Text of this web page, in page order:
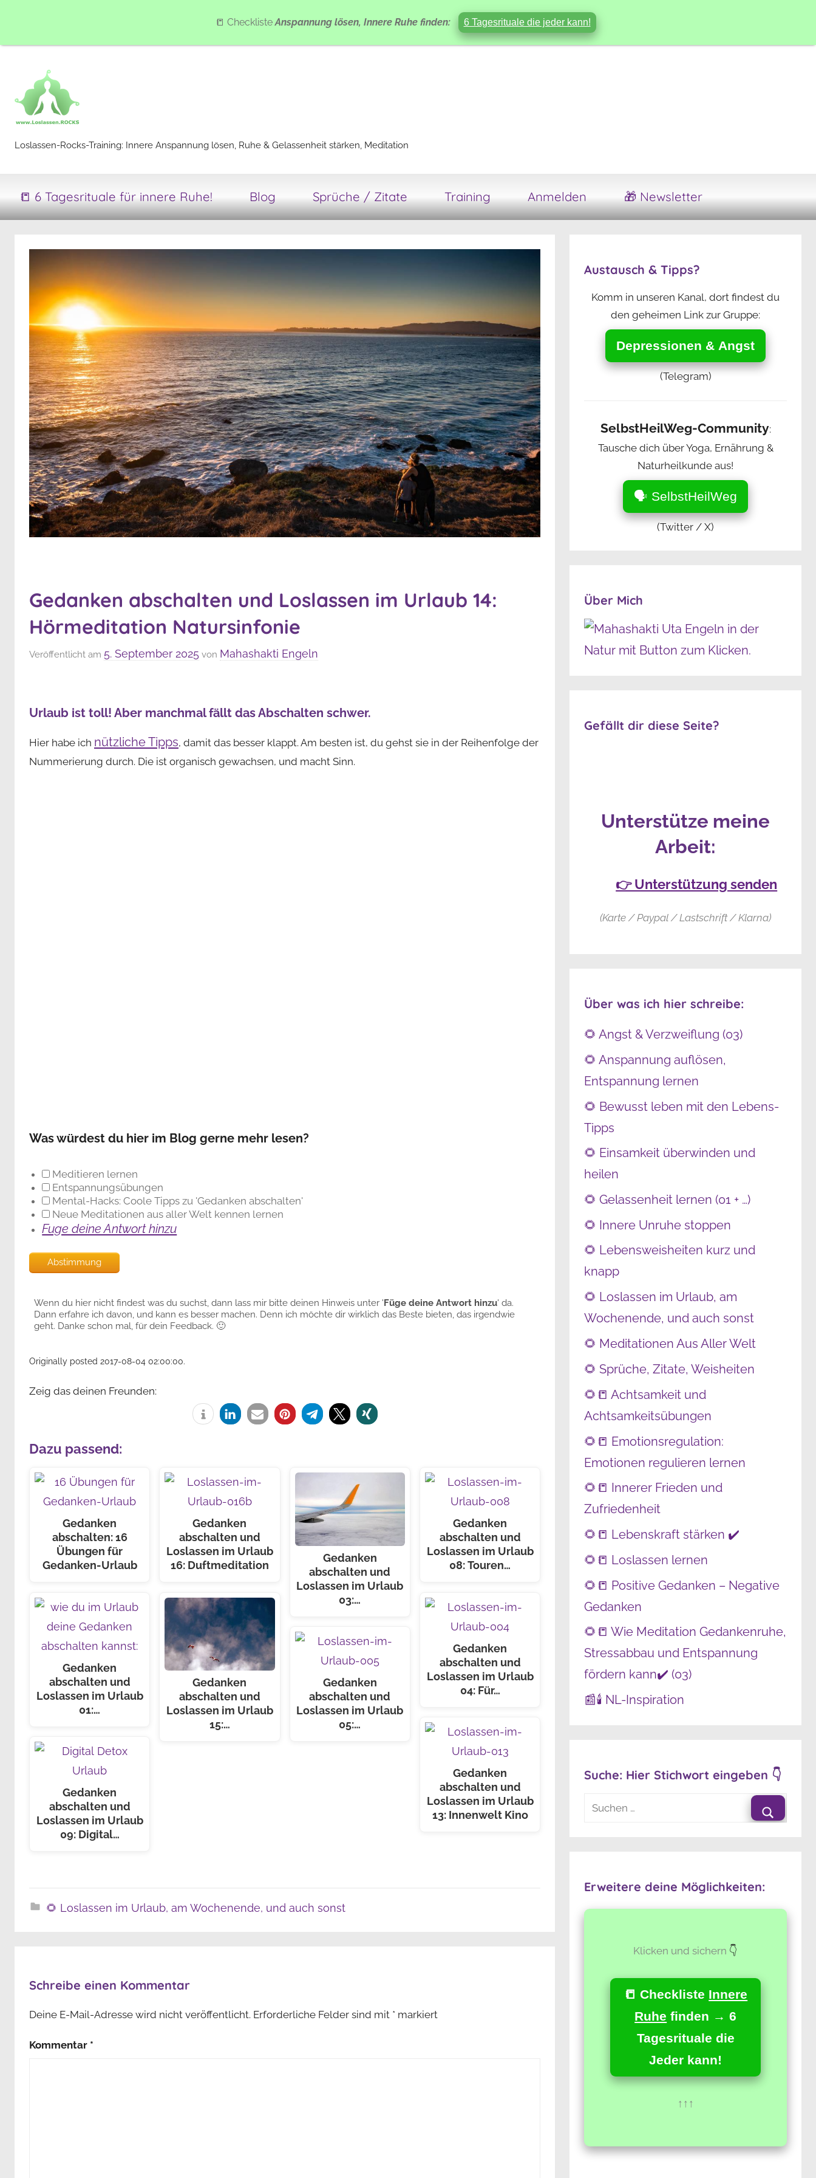
springen
Loslassen-
Rocks-
Training
Loslassen-Rocks-Training: Innere Anspannung lösen, Ruhe & Gelassenheit stärken, Meditation
📒 6 Tagesrituale für innere Ruhe! Blog Sprüche / Zitate Training Anmelden 🎁 Newsletter
Gedanken abschalten und Loslassen im Urlaub 14:
Hörmeditation Natursinfonie
Veröffentlicht am 5. September 2025 von Mahashakti Engeln
Urlaub ist toll! Aber manchmal fällt das Abschalten schwer.
Hier habe ich nützliche Tipps, damit das besser klappt. Am besten ist, du gehst sie in der Reihenfolge der
Nummerierung durch. Die ist organisch gewachsen, und macht Sinn.
Was würdest du hier im Blog gerne mehr lesen?
Meditieren lernen
Entspannungsübungen
Mental-Hacks: Coole Tipps zu 'Gedanken abschalten'
Neue Meditationen aus aller Welt kennen lernen
Fuge deine Antwort hinzu
Wenn du hier nicht findest was du suchst, dann lass mir bitte deinen Hinweis unter 'Füge deine Antwort hinzu' da.
Dann erfahre ich davon, und kann es besser machen. Denn ich möchte dir wirklich das Beste bieten, das irgendwie
geht. Danke schon mal, für dein Feedback. 🙂
Originally posted 2017-08-04 02:00:00.
Zeig das deinen Freunden:
Dazu passend:
Gedanken
abschalten: 16
Übungen für
Gedanken-Urlaub
Gedanken
abschalten und
Loslassen im Urlaub
01:…
Gedanken
abschalten und
Loslassen im Urlaub
09: Digital…
Gedanken
abschalten und
Loslassen im Urlaub
16: Duftmeditation
Gedanken
abschalten und
Loslassen im Urlaub
15:…
Gedanken
abschalten und
Loslassen im Urlaub
03:…
Gedanken
abschalten und
Loslassen im Urlaub
05:…
Gedanken
abschalten und
Loslassen im Urlaub
08: Touren…
Gedanken
abschalten und
Loslassen im Urlaub
04: Für…
Gedanken
abschalten und
Loslassen im Urlaub
13: Innenwelt Kino
🌻 Loslassen im Urlaub, am Wochenende, und auch sonst
Schreibe einen Kommentar
Deine E-Mail-Adresse wird nicht veröffentlicht. Erforderliche Felder sind mit * markiert
Kommentar *
Austausch & Tipps?
Komm in unseren Kanal, dort findest du
den geheimen Link zur Gruppe:
Depressionen & Angst
(Telegram)
SelbstHeilWeg-Community:
Tausche dich über Yoga, Ernährung &
Naturheilkunde aus!
🗣️ SelbstHeilWeg
(Twitter / X)
Über Mich
Gefällt dir diese Seite?
Unterstütze meine
Arbeit:
👉 Unterstützung senden
(Karte / Paypal / Lastschrift / Klarna)
Über was ich hier schreibe:
🌻 Angst & Verzweiflung (03)
🌻 Anspannung auflösen,
Entspannung lernen
🌻 Bewusst leben mit den Lebens-
Tipps
🌻 Einsamkeit überwinden und
heilen
🌻 Gelassenheit lernen (01 + …)
🌻 Innere Unruhe stoppen
🌻 Lebensweisheiten kurz und
knapp
🌻 Loslassen im Urlaub, am
Wochenende, und auch sonst
🌻 Meditationen Aus Aller Welt
🌻 Sprüche, Zitate, Weisheiten
🌻📒 Achtsamkeit und
Achtsamkeitsübungen
🌻📒 Emotionsregulation:
Emotionen regulieren lernen
🌻📒 Innerer Frieden und
Zufriedenheit
🌻📒 Lebenskraft stärken ✔️
🌻📒 Loslassen lernen
🌻📒 Positive Gedanken – Negative
Gedanken
🌻📒 Wie Meditation Gedankenruhe,
Stressabbau und Entspannung
fördern kann✔️ (03)
📰🕯️ NL-Inspiration
Suche: Hier Stichwort eingeben 👇
Suchen
Erweitere deine Möglichkeiten:
Klicken und sichern 👇
📒 Checkliste Innere
Ruhe finden → 6
Tagesrituale die
Jeder kann!
↑↑↑
📒 ChecklisteAnspannung lösen, Innere Ruhe finden: 6 Tagesrituale die jeder kann!